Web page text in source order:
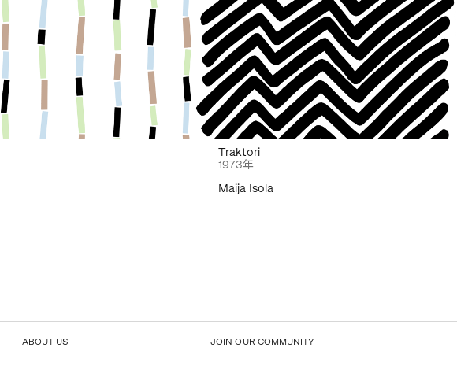
Traktori
1973年
Maija Isola
ABOUT US JOIN OUR COMMUNITY